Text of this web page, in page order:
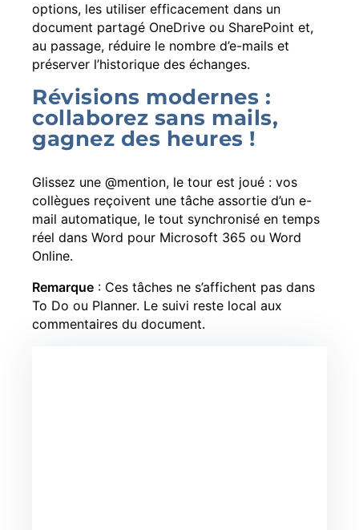
options, les utiliser efficacement dans un
document partagé OneDrive ou SharePoint et,
au passage, réduire le nombre d’e-mails et
préserver l’historique des échanges.
Révisions modernes :
collaborez sans mails,
gagnez des heures !
Glissez une @mention, le tour est joué : vos
collègues reçoivent une tâche assortie d’un e-
mail automatique, le tout synchronisé en temps
réel dans Word pour Microsoft 365 ou Word
Online.
Remarque : Ces tâches ne s’affichent pas dans
To Do ou Planner. Le suivi reste local aux
commentaires du document.